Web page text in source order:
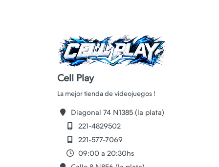
Cell Play
Diagonal 74 N1385 (la plata)
221-4829502
221-577-7069
09:00 a 20:30hs